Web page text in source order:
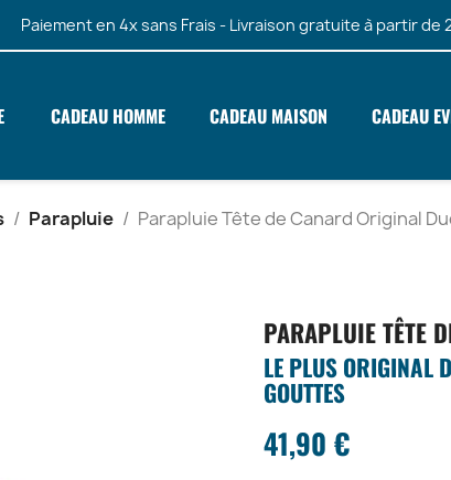
Paiement en 4x sans Frais - Livraison gratuite à partir de
CADEAU HOMME CADEAU MAISON CADEAU
Parapluie Parapluie Tête de Canard Original
PARAPLUIE TÊTE
LE PLUS ORIGINAL
GOUTTES
41,90 €